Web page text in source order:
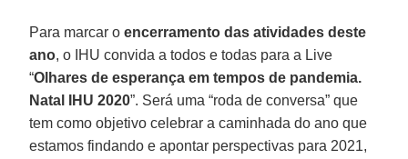
Para marcar oencerramento das atividades deste
ano, o IHU convida a todos e todas para a Live
“Olhares de esperança em tempos de pandemia.
Natal IHU 2020”. Será uma “roda de conversa” que
tem como objetivo celebrar a caminhada do ano que
estamos findando e apontar perspectivas para 2021,